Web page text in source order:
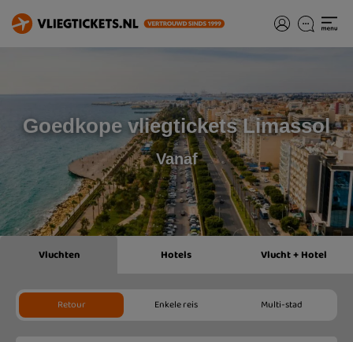
Goedkope vliegtickets Limassol
Vanaf